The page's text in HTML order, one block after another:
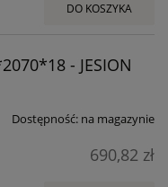
DO KOSZYKA
- JESION
Dostępność: na magazynie
690,82 zł